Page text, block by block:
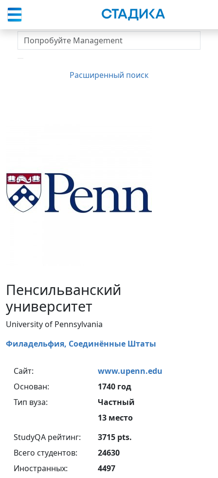
Спросить вуз
Расширенный поиск
Пенсильванский
университет
University of Pennsylvania
Филадельфия, Соединённые Штаты
Сайт:
www.upenn.edu
Основан:
1740 год
Тип вуза:
Частный
13 место
StudyQA рейтинг:
3715 pts.
Всего студентов:
24630
Иностранных:
4497